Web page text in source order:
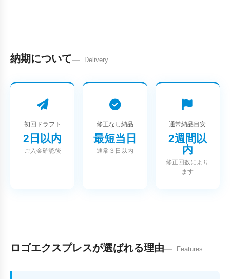
納期について Delivery
初回ドラフト
2日以内
ご入金確認後
修正なし納品
最短当日
通常３日以内
通常納品目安
2週間以
内
修正回数により
ます
ロゴエクスプレスが選ばれる理由 Features